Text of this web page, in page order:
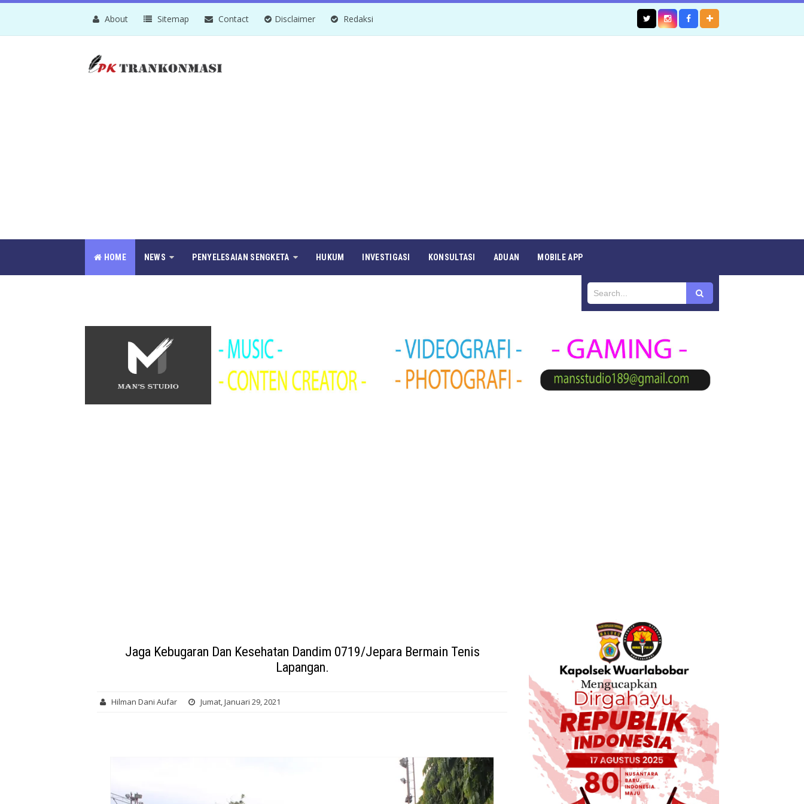
About Sitemap Contact Disclaimer Redaksi
HOME NEWS PENYELESAIAN SENGKETA HUKUM INVESTIGASI KONSULTASI ADUAN MOBILE APP
Jaga Kebugaran Dan Kesehatan Dandim 0719/Jepara Bermain Tenis
Lapangan.
Hilman Dani Aufar Jumat, Januari 29, 2021